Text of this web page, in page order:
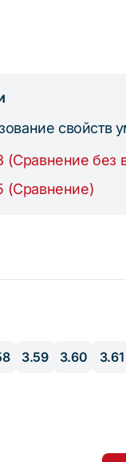
(Сравнение без
(Сравнение)
3.59 3.60 3.61